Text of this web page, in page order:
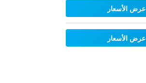
عرض الأسعار
عرض الأسعار